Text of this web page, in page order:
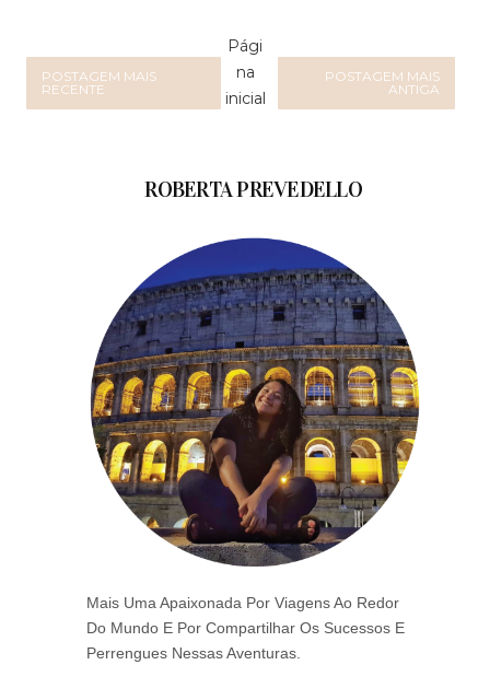
POSTAGEM MAIS
RECENTE
POSTAGEM MAIS
ANTIGA
Pági
na
inicial
ROBERTA PREVEDELLO
Mais Uma Apaixonada Por Viagens Ao Redor
Do Mundo E Por Compartilhar Os Sucessos E
Perrengues Nessas Aventuras.